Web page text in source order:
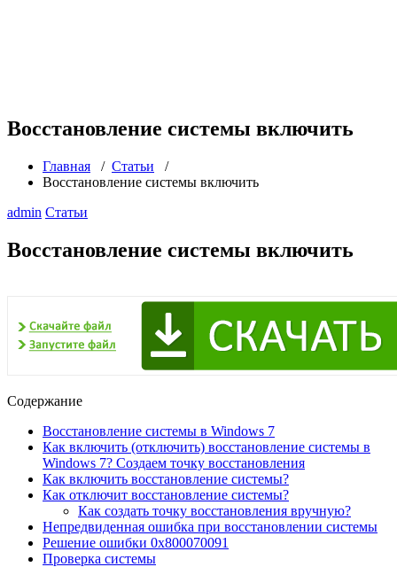
Восстановление системы включить
Главная / Статьи /
Восстановление системы включить
admin Статьи
Восстановление системы включить
Содержание
Восстановление системы в Windows 7
Как включить (отключить) восстановление системы в
Windows 7? Создаем точку восстановления
Как включить восстановление системы?
Как отключит восстановление системы?
Как создать точку восстановления вручную?
Непредвиденная ошибка при восстановлении системы
Решение ошибки 0x800070091
Проверка системы